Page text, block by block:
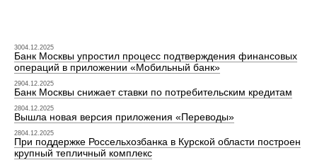
3004.12.2025
Банк Москвы упростил процесс подтверждения финансовых
операций в приложении «Мобильный банк»
2904.12.2025
Банк Москвы снижает ставки по потребительским кредитам
2804.12.2025
Вышла новая версия приложения «Переводы»
2804.12.2025
При поддержке Россельхозбанка в Курской области построен
крупный тепличный комплекс